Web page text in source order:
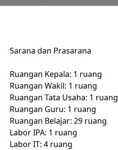
Sarana dan Prasarana
Ruangan Kepala: 1 ruang
Ruangan Wakil: 1 ruang
Ruangan Tata Usaha: 1 ruang
Ruangan Guru: 1 ruang
Ruangan Belajar: 29 ruang
Labor IPA: 1 ruang
Labor IT: 4 ruang